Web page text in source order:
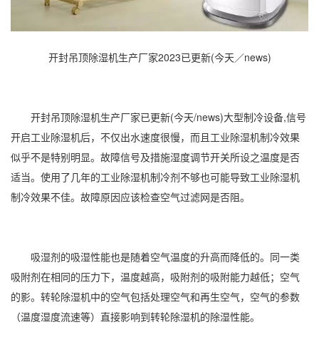
开封吊顶除湿机生产厂家2023已更新(今天／news)
开封吊顶除湿机生产厂家已更新(今天/news)大型制冷设备,信号
开启工业除湿机后，不仅出水速度很慢，而且工业除湿机制冷效果
似乎不是特别明显。故障信号及措施湿度调节开关所设之温度是否
适当。使用了几年的工业除湿机制冷剂不够也可能导致工业除湿机
制冷效果不佳。故障原因应该检查空气过滤网是否阻。
吸湿剂的吸湿性能也是随着空气温度的升高而降低的。同一类
吸附剂在相同的压力下，温度越高，吸附剂的吸附能力越低；空气
的影。 转轮除湿机中的空气包括处理空气和再生空气，空气的参数
（温度湿度流速等）直接影响到转轮除湿机的除湿性能。